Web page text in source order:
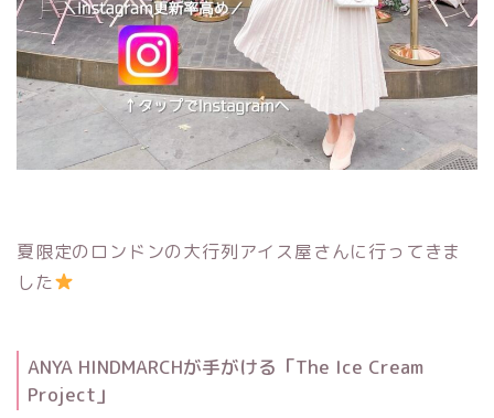
夏限定のロンドンの大行列アイス屋さんに行ってきま
した
ANYA HINDMARCHが手がける「The Ice Cream
Project」